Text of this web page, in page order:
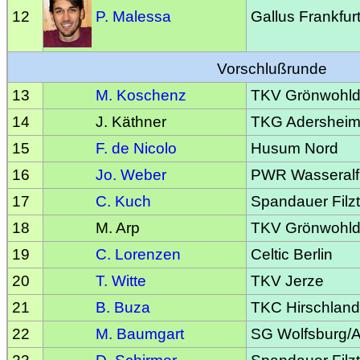
12 P. Malessa Gallus Frankfurt
Vorschlußrunde
13
M. Koschenz
TKV Grönwohld
14
J. Käthner
TKG Adersheim
15
F. de Nicolo
Husum Nord
16
Jo. Weber
PWR
17
C. Kuch
Spandauer
18
M. Arp
TKV Grönwohld
19
C. Lorenzen
Celtic Berlin
20
T. Witte
TKV Jerze
21
B. Buza
TKC
22
M. Baumgart
SG Wolfsburg/